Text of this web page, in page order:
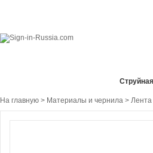
На главную > Материалы и чернила > Лента